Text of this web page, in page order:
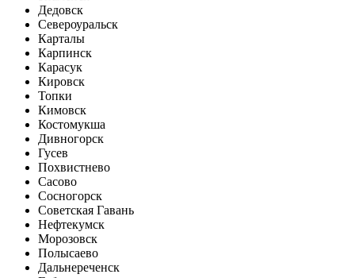
Дедовск
Североуральск
Карталы
Карпинск
Карасук
Кировск
Топки
Кимовск
Костомукша
Дивногорск
Гусев
Похвистнево
Сасово
Сосногорск
Советская Гавань
Нефтекумск
Морозовск
Полысаево
Дальнереченск